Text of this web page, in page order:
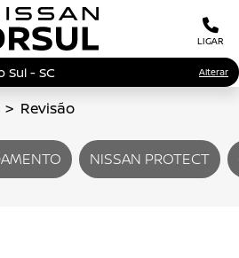
LIGAR
Sul - SC Alterar
Revisão
NISSAN PROTECT